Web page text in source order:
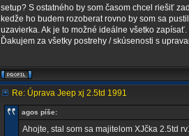
setup? S ostatného by som časom chcel riešiť
kedže ho budem rozoberat rovno by som sa
uzavierka. Ak je to možné ideálne všetko zapísať.
Ďakujem za všetky postrehy / skúsenosti s
Re: Úprava Jeep xj 2.5td 1991
agos píše:
Ahojte, stal som sa majitelom XJčka 2.5td